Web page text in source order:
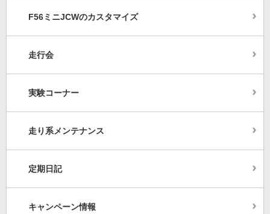
F56ミニJCWのカスタマイズ
走行会
実験コーナー
走り系メンテナンス
定期日記
キャンペーン情報